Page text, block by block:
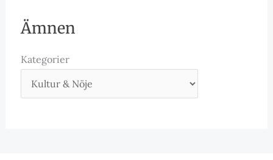
Ämnen
Kategorier